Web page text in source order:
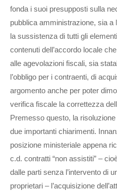
fonda i suoi presupposti sulla
pubblica amministrazione, sia a
la sussistenza di tutti gli
contenuti dell’accordo locale
alle agevolazioni fiscali, sia
l’obbligo per i contraenti, di
argomento anche per poter
verifica fiscale la correttezza
Premesso questo, la
due importanti chiarimenti.
posizione ministeriale appena
c.d. contratti “non assistiti” –
dalle parti senza l’intervento di
proprietari – l’acquisizione